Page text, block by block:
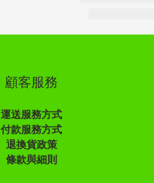
顧客服務
運送服務方式
付款服務方式
退換貨政策
條款與細則